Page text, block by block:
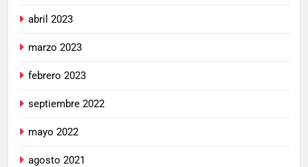
abril 2023
marzo 2023
febrero 2023
septiembre 2022
mayo 2022
agosto 2021